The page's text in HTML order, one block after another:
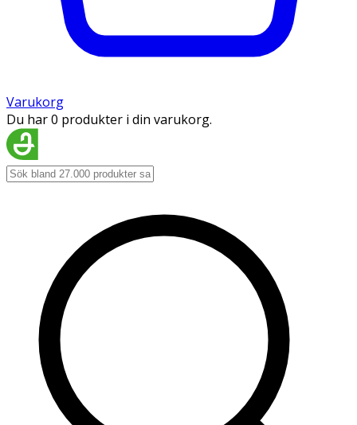
Varukorg
Du har 0 produkter i din varukorg.